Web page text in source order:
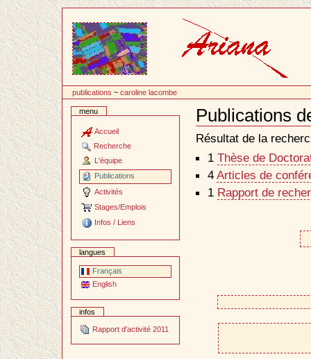
contenu
publications ~caroline lacombe
menu
Accueil
Recherche
L'équipe
Publications
Activités
Stages/Emplois
Infos / Liens
langues
Français
English
infos
Rapport d'activité 2011
Publications
Document
Actions
Résultat de la
1 Thèse de
4 Articles de
1 Rapport de